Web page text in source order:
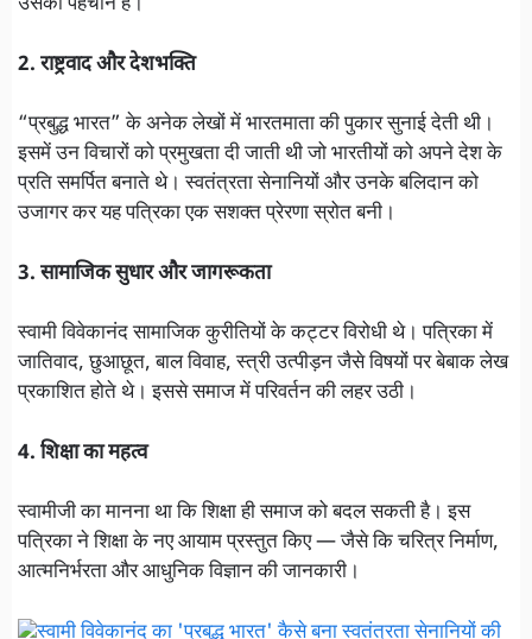
2. राष्ट्रवाद और देशभक्ति
“प्रबुद्ध भारत” के अनेक लेखों में भारतमाता की पुकार सुनाई देती थी।
इसमें उन विचारों को प्रमुखता दी जाती थी जो भारतीयों को अपने देश के
प्रति समर्पित बनाते थे। स्वतंत्रता सेनानियों और उनके बलिदान को
उजागर कर यह पत्रिका एक सशक्त प्रेरणा स्रोत बनी।
3. सामाजिक सुधार और जागरूकता
स्वामी विवेकानंद सामाजिक कुरीतियों के कट्टर विरोधी थे। पत्रिका में
जातिवाद, छुआछूत, बाल विवाह, स्त्री उत्पीड़न जैसे विषयों पर बेबाक लेख
प्रकाशित होते थे। इससे समाज में परिवर्तन की लहर उठी।
4. शिक्षा का महत्व
स्वामीजी का मानना था कि शिक्षा ही समाज को बदल सकती है। इस
पत्रिका ने शिक्षा के नए आयाम प्रस्तुत किए — जैसे कि चरित्र निर्माण,
आत्मनिर्भरता और आधुनिक विज्ञान की जानकारी।